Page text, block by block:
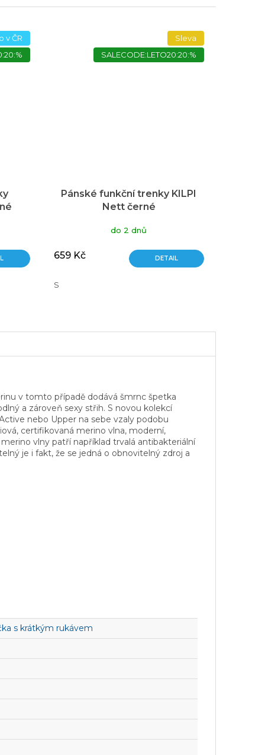
v ČR
Sleva
SALECODE:LETO20:20:%
Pánské funkční trenky KILPI
Nett černé
do 2 dnů
659 Kč DETAIL
S
v tomto případě dodává šmrnc špetka
a zároveň sexy střih. S novou kolekcí
nebo Upper na sebe vzaly podobu
certifikovaná merino vlna, moderní,
vlny patří například trvalá antibakteriální
je i fakt, že se jedná o obnovitelný zdroj a
s krátkým rukávem